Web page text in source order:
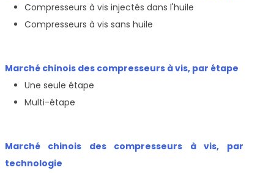
Compresseurs à vis injectés dans l'huile
Compresseurs à vis sans huile
Marché chinois des compresseurs à vis, par étape
Une seule étape
Multi-étape
Marché chinois des compresseurs à vis, par
technologie